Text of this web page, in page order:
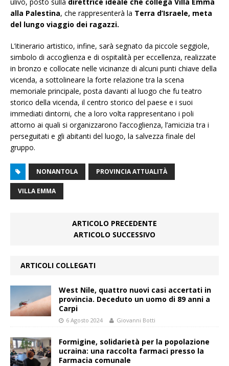
alla Palestina, che rappresenterà la Terra d’Israele, meta
del lungo viaggio dei ragazzi.
L’itinerario artistico, infine, sarà segnato da piccole seggiole,
simbolo di accoglienza e di ospitalità per eccellenza, realizzate
in bronzo e collocate nelle vicinanze di alcuni punti chiave della
vicenda, a sottolineare la forte relazione tra la scena
memoriale principale, posta davanti al luogo che fu teatro
storico della vicenda, il centro storico del paese e i suoi
immediati dintorni, che a loro volta rappresentano i poli
attorno ai quali si organizzarono l’accoglienza, l’amicizia tra i
perseguitati e gli abitanti del luogo, la salvezza finale del
gruppo.
NONANTOLA PROVINCIA ATTUALITÀ
VILLA EMMA
ARTICOLO PRECEDENTE
ARTICOLO SUCCESSIVO
ARTICOLI COLLEGATI
West Nile, quattro nuovi casi accertati in
provincia. Deceduto un uomo di 89 anni a
Carpi
6 Agosto 2024 Giovanni Botti
Formigine, solidarietà per la popolazione
ucraina: una raccolta farmaci presso la
Farmacia comunale